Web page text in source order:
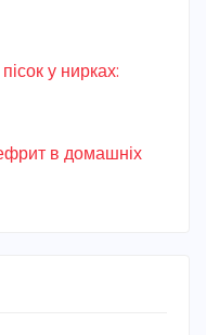
у нирках:
в домашніх